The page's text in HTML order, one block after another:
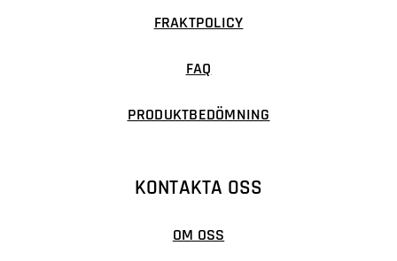
FRAKTPOLICY
FAQ
PRODUKTBEDÖMNING
KONTAKTA OSS
OM OSS